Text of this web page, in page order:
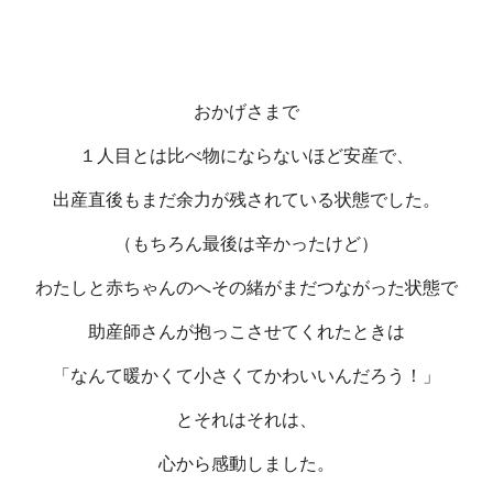
おかげさまで
１人目とは比べ物にならないほど安産で、
出産直後もまだ余力が残されている状態でした。
（もちろん最後は辛かったけど）
わたしと赤ちゃんのへその緒がまだつながった状態で
助産師さんが抱っこさせてくれたときは
「なんて暖かくて小さくてかわいいんだろう！」
とそれはそれは、
心から感動しました。